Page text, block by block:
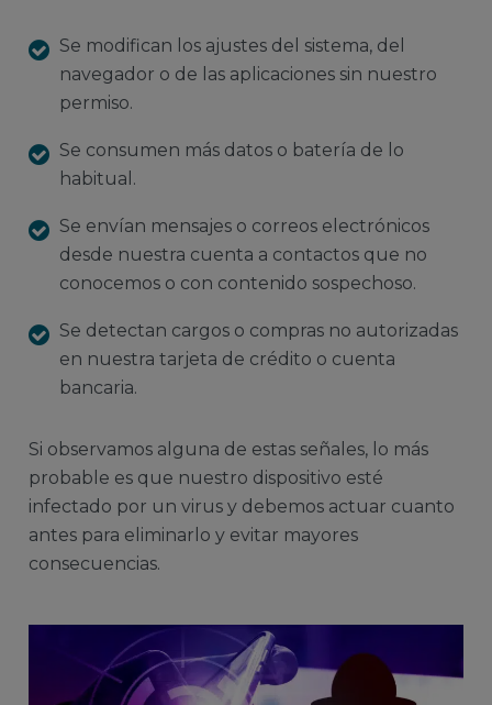
Se modifican los ajustes del sistema, del
navegador o de las aplicaciones sin nuestro
permiso.
Se consumen más datos o batería de lo
habitual.
Se envían mensajes o correos electrónicos
desde nuestra cuenta a contactos que no
conocemos o con contenido sospechoso.
Se detectan cargos o compras no autorizadas
en nuestra tarjeta de crédito o cuenta
bancaria.
Si observamos alguna de estas señales, lo más
probable es que nuestro dispositivo esté
infectado por un virus y debemos actuar cuanto
antes para eliminarlo y evitar mayores
consecuencias.